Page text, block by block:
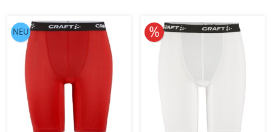
NEU 10% reduziert